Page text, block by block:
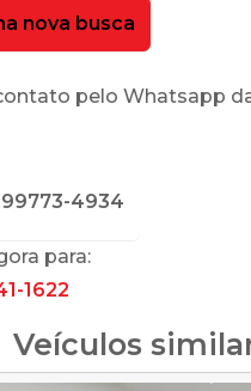
nova busca
pelo Whatsapp
4934
para:
1622
Veículos